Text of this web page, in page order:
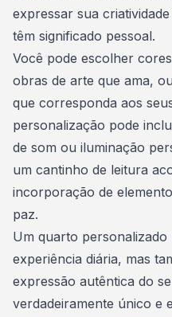
expressar sua
têm significado pessoal.
Você pode escolher
obras de arte que ama,
que corresponda aos
personalização pode
de som ou iluminação
um cantinho de leitura
incorporação de
paz.
Um quarto
experiência diária, mas
expressão autêntica do
verdadeiramente único e